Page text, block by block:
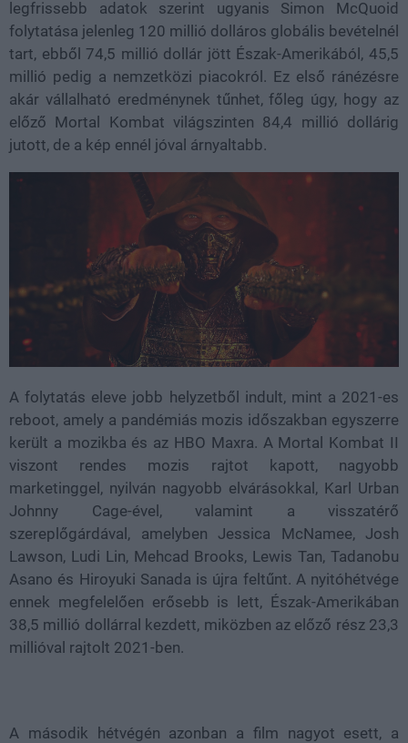
legfrissebb adatok szerint ugyanis Simon McQuoid
folytatása jelenleg 120 millió dolláros globális bevételnél
tart, ebből 74,5 millió dollár jött Észak-Amerikából, 45,5
millió pedig a nemzetközi piacokról. Ez első ránézésre
akár vállalható eredménynek tűnhet, főleg úgy, hogy az
előző Mortal Kombat világszinten 84,4 millió dollárig
jutott, de a kép ennél jóval árnyaltabb.
A folytatás eleve jobb helyzetből indult, mint a 2021-es
reboot, amely a pandémiás mozis időszakban egyszerre
került a mozikba és az HBO Maxra. A Mortal Kombat II
viszont rendes mozis rajtot kapott, nagyobb
marketinggel, nyilván nagyobb elvárásokkal, Karl Urban
Johnny Cage-ével, valamint a visszatérő
szereplőgárdával, amelyben Jessica McNamee, Josh
Lawson, Ludi Lin, Mehcad Brooks, Lewis Tan, Tadanobu
Asano és Hiroyuki Sanada is újra feltűnt. A nyitóhétvége
ennek megfelelően erősebb is lett, Észak-Amerikában
38,5 millió dollárral kezdett, miközben az előző rész 23,3
millióval rajtolt 2021-ben.
A második hétvégén azonban a film nagyot esett, a